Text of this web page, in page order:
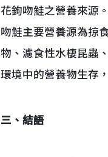
花鉤吻鮭之營養來源
吻鮭主要營養源為掠
物、濾食性水棲昆蟲
環境中的營養物生存
三、結語